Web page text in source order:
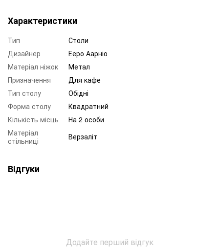
Характеристики
Тип
Столи
Дизайнер
Ееро Аарніо
Матеріал ніжок
Метал
Призначення
Для кафе
Тип столу
Обідні
Форма столу
Квадратний
Кількість місць
На 2 особи
Матеріал
стільниці
Верзаліт
Відгуки
Додайте перший відгук